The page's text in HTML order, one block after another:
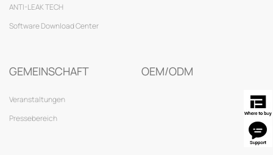
ANTI-LEAK TECH
Software Download Center
GEMEINSCHAFT
Veranstaltungen
Pressebereich
OEM/ODM